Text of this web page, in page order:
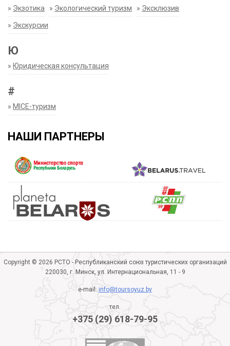
» Экзотика » Экологический туризм » Эксклюзив
» Экскурсии
Ю
» Юридическая консультация
#
» MICE-туризм
НАШИ ПАРТНЕРЫ
Copyright © 2026 РСТО - Республиканский союз туристических организаций
220030, г. Минск, ул. Интернациональная, 11 - 9
e-mail:info@toursoyuz.by
тел.
+375 (29) 618-79-95